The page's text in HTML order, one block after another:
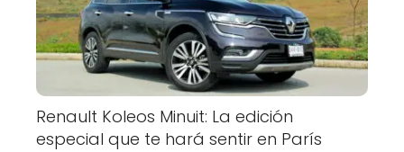
Renault Koleos Minuit: La edición
especial que te hará sentir en París